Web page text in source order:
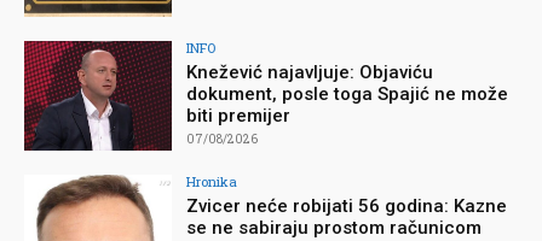
INFO
Knežević najavljuje: Objaviću
dokument, posle toga Spajić ne može
biti premijer
07/08/2026
Hronika
Zvicer neće robijati 56 godina: Kazne
se ne sabiraju prostom računicom